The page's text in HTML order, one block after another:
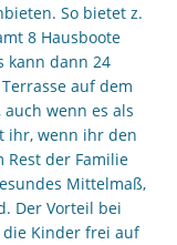
So bietet z.
8 Hausboote
kann dann 24
auf dem
wenn es als
ihr, wenn ihr den
Rest der Familie
Mittelmaß,
Der Vorteil bei
die Kinder frei auf